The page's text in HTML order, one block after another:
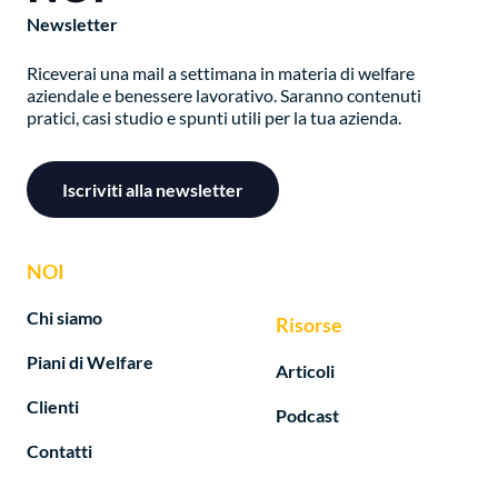
Newsletter
Riceverai una mail a settimana in materia di welfare
aziendale e benessere lavorativo. Saranno contenuti
pratici, casi studio e spunti utili per la tua azienda.
Iscriviti alla newsletter
NOI
Chi siamo
Piani di Welfare
Clienti
Contatti
Risorse
Articoli
Podcast